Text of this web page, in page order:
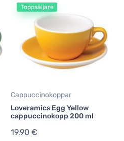
Toppsäljare
Cappuccinokoppar
Loveramics Egg Yellow
cappuccinokopp 200 ml
19,90 €